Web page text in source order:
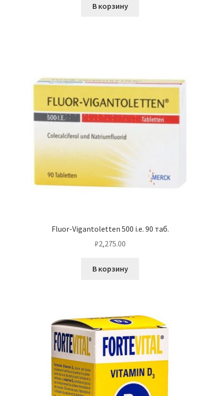
В корзину
Fluor-Vigantoletten 500 i.e. 90 таб.
₽2,275.00
В корзину